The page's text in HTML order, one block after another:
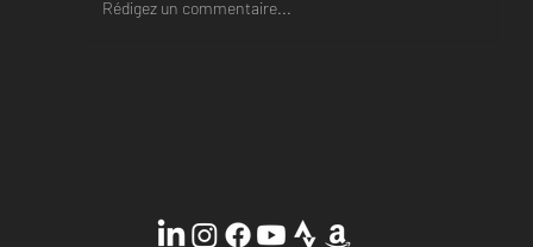
La rentrée, c'est tout un mindset !
Rédigez un commentaire...